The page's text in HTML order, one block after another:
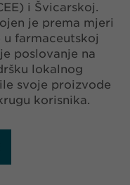
i Švicarskoj.
je prema mjeri
farmaceutskoj
poslovanje na
lokalnog
svoje proizvode
korisnika.